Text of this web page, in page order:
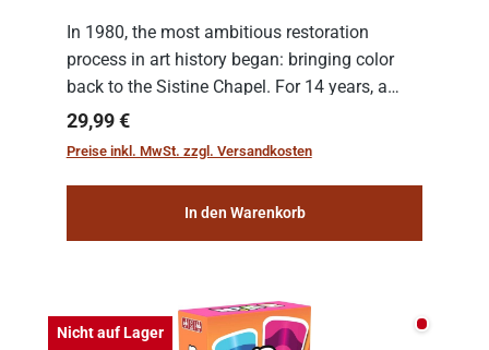
In 1980, the most ambitious restoration
process in art history began: bringing color
back to the Sistine Chapel. For 14 years, a
team of experts from the Vatican undertook
the meticulous job of cleaning and
Regulärer Preis:
29,99 €
Preise inkl. MwSt. zzgl. Versandkosten
In den Warenkorb
Nicht auf Lager Nicht